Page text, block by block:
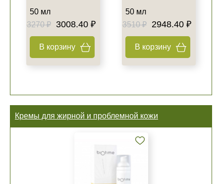
50 мл
3270 ₽
3008.40 ₽
В корзину
50 мл
3510 ₽
2948.40 ₽
В корзину
Кремы для жирной и проблемной кожи